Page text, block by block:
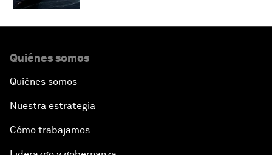
Quiénes somos
Quiénes somos
Nuestra estrategia
Cómo trabajamos